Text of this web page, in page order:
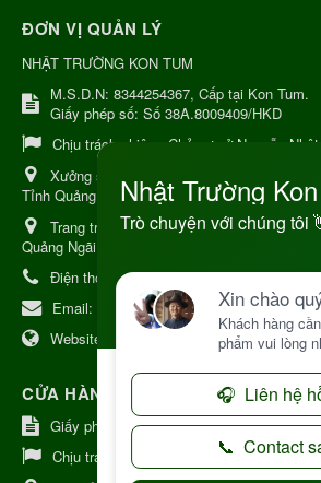
ĐƠN VỊ QUẢN LÝ
NHẬT TRƯỜNG KON TUM
M.S.D.N: 8344254367, Cấp tại Kon Tum.
Giấy phép số: Số 38A.8009409/HKD
Chịu trách nhiệm: Chủ cơ sở Nguyễn Nhật
Xưởng sản xuất:
Tỉnh Quảng Ngải
Trang trại Dược Liệu Hữu Cơ:Khu 37 Hộ
Quảng Ngãi
Điện thoại:+84 906968923
Email:
kinhdoanh@nhattruongkontum.com
Website:
https://
CỬA HÀNG GIỚI THIỆU TẠI NHẬT
Giấy phép số: 080-9475-1379
Chịu trách nhiệm:
MR THƯƠNG